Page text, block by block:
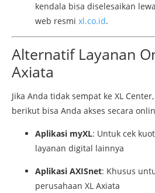
kendala bisa diselesaikan
web resmi xl.co.id.
Alternatif Layanan
Axiata
Jika Anda tidak sempat ke XL
berikut bisa Anda akses secara
Aplikasi myXL: Untuk cek
layanan digital lainnya
Aplikasi AXISnet: Khusus
perusahaan XL Axiata